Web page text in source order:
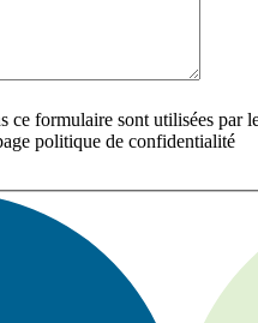
ce formulaire sont utilisées par
politique de confidentialité